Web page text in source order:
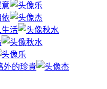
乐
依
杰
活
秋水
秋水
乐
外的珍貴 杰